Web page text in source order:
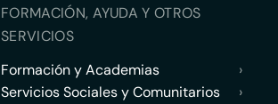
FORMACIÓN, AYUDA Y OTROS
SERVICIOS
Formación y Academias
›
Servicios Sociales y Comunitarios
›